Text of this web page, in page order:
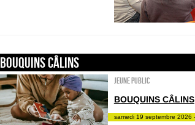
Bouquins câlins
Jeune public
BOUQUINS CÂLINS
samedi 19 septembre 2026